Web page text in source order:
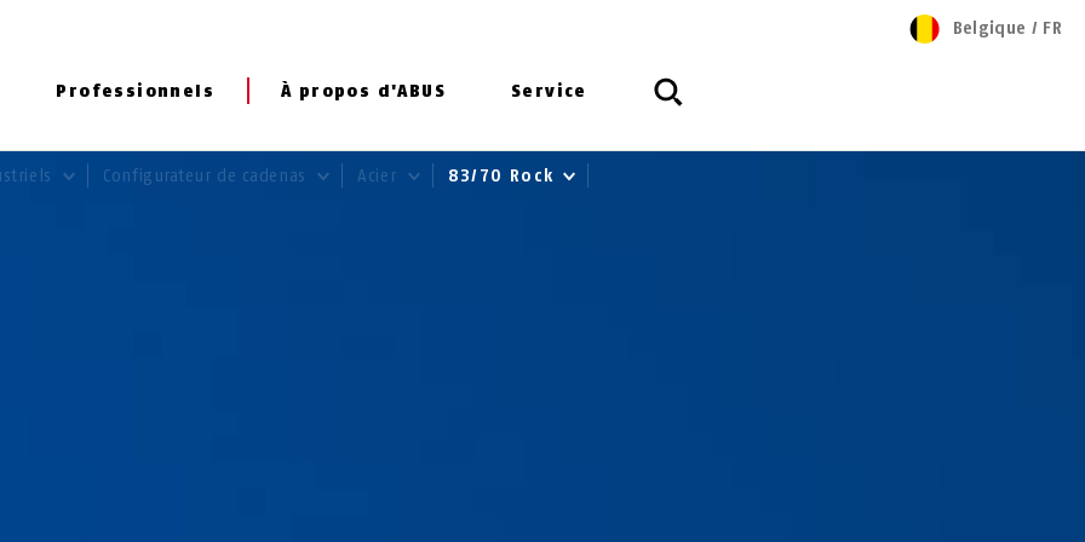
Professionnels À propos d'ABUS Service
Belgique / FR
Configurateur de cadenas Acier 83/70 Rock